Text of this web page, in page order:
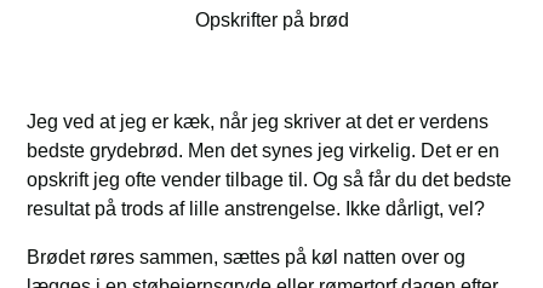
Opskrifter på brød
Jeg ved at jeg er kæk, når jeg skriver at det er verdens
bedste grydebrød. Men det synes jeg virkelig. Det er en
opskrift jeg ofte vender tilbage til. Og så får du det bedste
resultat på trods af lille anstrengelse. Ikke dårligt, vel?
Brødet røres sammen, sættes på køl natten over og